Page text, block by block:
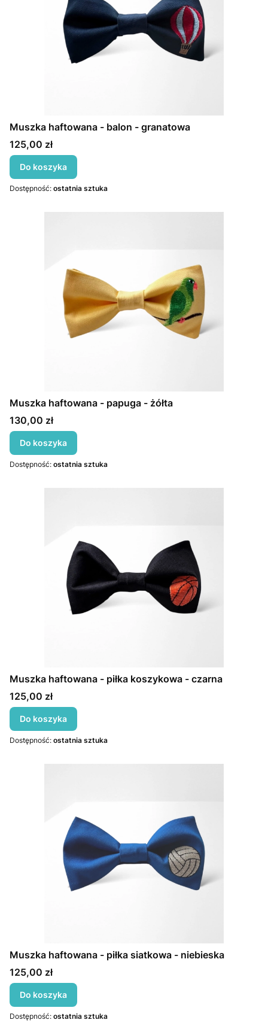
Muszka haftowana - balon - granatowa
Cena
125,00 zł
Do koszyka
Dostępność: ostatnia sztuka
Muszka haftowana - papuga - żółta
Cena
130,00 zł
Do koszyka
Dostępność: ostatnia sztuka
Muszka haftowana - piłka koszykowa - czarna
Cena
125,00 zł
Do koszyka
Dostępność: ostatnia sztuka
Muszka haftowana - piłka siatkowa - niebieska
Cena
125,00 zł
Do koszyka
Dostępność: ostatnia sztuka